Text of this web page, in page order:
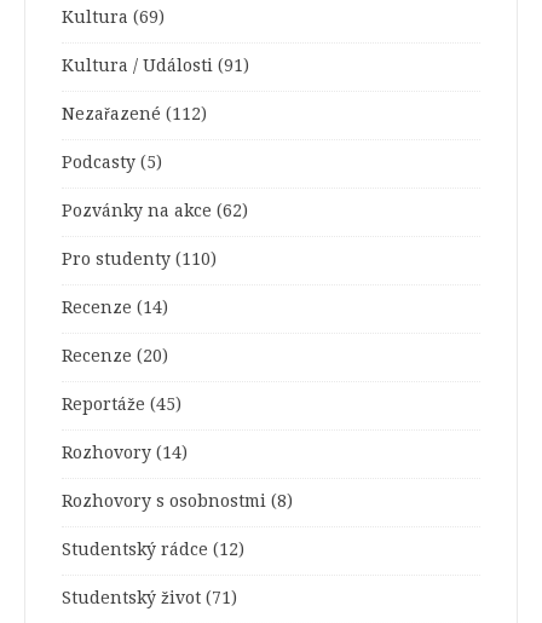
Kultura (69)
Kultura / Události (91)
Nezařazené (112)
Podcasty (5)
Pozvánky na akce (62)
Pro studenty (110)
Recenze (14)
Recenze (20)
Reportáže (45)
Rozhovory (14)
Rozhovory s osobnostmi (8)
Studentský rádce (12)
Studentský život (71)